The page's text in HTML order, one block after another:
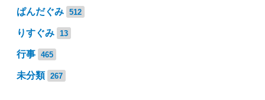
ぱんだぐみ 512
りすぐみ 13
行事 465
未分類 267